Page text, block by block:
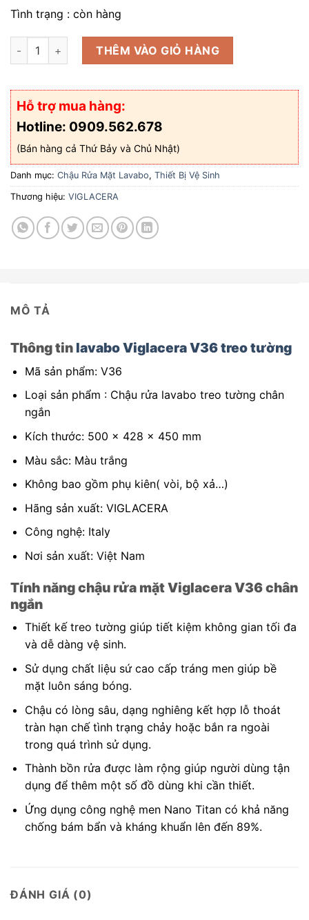
Tình trạng : còn hàng
Chậu treo tường Viglacera và chân ngắn V36 số lượng
THÊM VÀO GIỎ HÀNG
Hỗ trợ mua hàng:
Hotline: 0909.562.678
(Bán hàng cả Thứ Bảy và Chủ Nhật)
Danh mục: Chậu Rửa Mặt Lavabo, Thiết Bị Vệ Sinh
Thương hiệu: VIGLACERA
MÔ TẢ
Thông tin lavabo Viglacera V36 treo tường
Mã sản phẩm: V36
Loại sản phẩm : Chậu rửa lavabo treo tường chân
ngắn
Kích thước: 500 x 428 x 450 mm
Màu sắc: Màu trắng
Không bao gồm phụ kiên( vòi, bộ xả…)
Hãng sản xuất: VIGLACERA
Công nghệ: Italy
Nơi sản xuất: Việt Nam
Tính năng chậu rửa mặt Viglacera V36 chân
ngắn
Thiết kế treo tường giúp tiết kiệm không gian tối đa
và dễ dàng vệ sinh.
Sử dụng chất liệu sứ cao cấp tráng men giúp bề
mặt luôn sáng bóng.
Chậu có lòng sâu, dạng nghiêng kết hợp lỗ thoát
tràn hạn chế tình trạng chảy hoặc bắn ra ngoài
trong quá trình sử dụng.
Thành bồn rửa được làm rộng giúp người dùng tận
dụng để thêm một số đồ dùng khi cần thiết.
Ứng dụng công nghệ men Nano Titan có khả năng
chống bám bẩn và kháng khuẩn lên đến 89%.
ĐÁNH GIÁ (0)